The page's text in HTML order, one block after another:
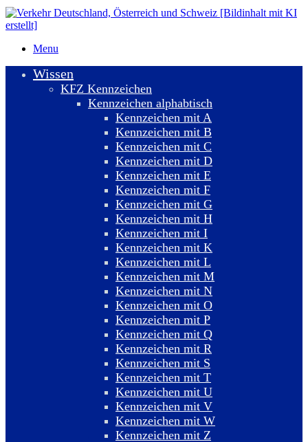
Menu
Wissen
KFZ Kennzeichen
Kennzeichen alphabtisch
Kennzeichen mit A
Kennzeichen mit B
Kennzeichen mit C
Kennzeichen mit D
Kennzeichen mit E
Kennzeichen mit F
Kennzeichen mit G
Kennzeichen mit H
Kennzeichen mit I
Kennzeichen mit K
Kennzeichen mit L
Kennzeichen mit M
Kennzeichen mit N
Kennzeichen mit O
Kennzeichen mit P
Kennzeichen mit Q
Kennzeichen mit R
Kennzeichen mit S
Kennzeichen mit T
Kennzeichen mit U
Kennzeichen mit V
Kennzeichen mit W
Kennzeichen mit Z